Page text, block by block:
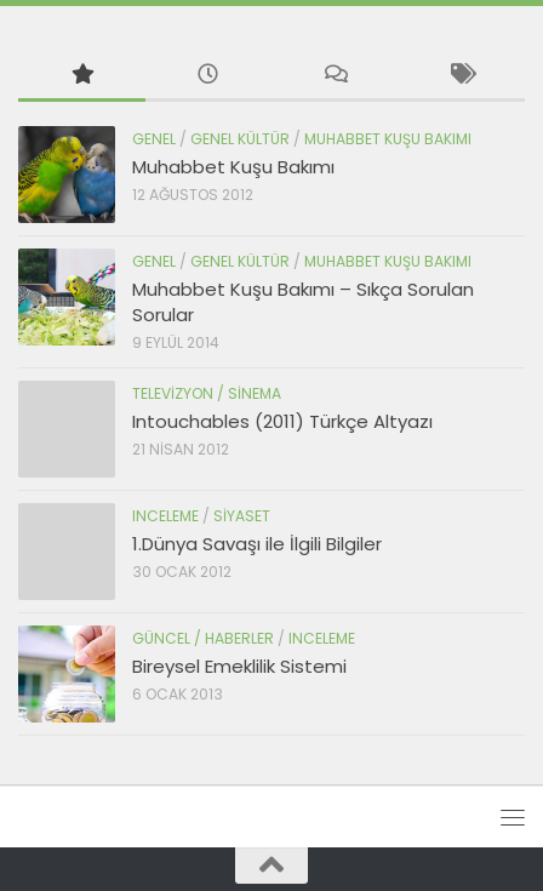
GENEL / GENEL KÜLTÜR / MUHABBET KUŞU BAKIMI
Muhabbet Kuşu Bakımı
12 AĞUSTOS 2012
GENEL / GENEL KÜLTÜR / MUHABBET KUŞU BAKIMI
Muhabbet Kuşu Bakımı – Sıkça Sorulan
Sorular
9 EYLÜL 2014
TELEVIZYON / SINEMA
Intouchables (2011) Türkçe Altyazı
21 NISAN 2012
INCELEME / SIYASET
1.Dünya Savaşı ile İlgili Bilgiler
30 OCAK 2012
GÜNCEL / HABERLER / INCELEME
Bireysel Emeklilik Sistemi
6 OCAK 2013